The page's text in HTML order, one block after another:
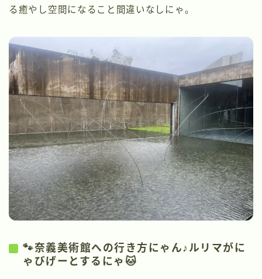
る癒やし空間になること間違いなしにゃ。
🐾奈義美術館への行き方にゃん♪ルリマがに
ゃびげーとするにゃ🐱